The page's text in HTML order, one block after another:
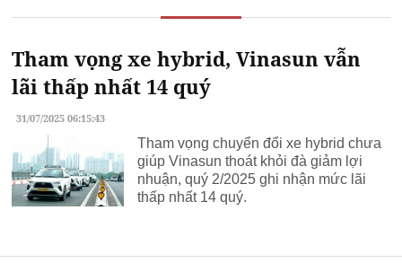
Tham vọng xe hybrid, Vinasun vẫn
lãi thấp nhất 14 quý
31/07/2025 06:15:43
Tham vọng chuyển đổi xe hybrid chưa
giúp Vinasun thoát khỏi đà giảm lợi
nhuận, quý 2/2025 ghi nhận mức lãi
thấp nhất 14 quý.